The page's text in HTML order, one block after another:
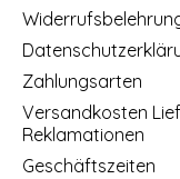
Zahlungsarten
Versandkosten
Reklamationen
Geschäftszeiten